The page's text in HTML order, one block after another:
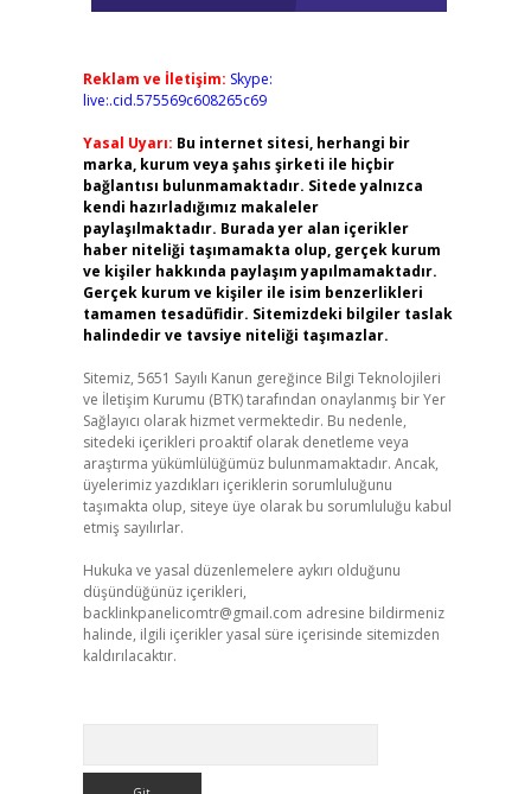
Reklam ve İletişim: Skype:
live:.cid.575569c608265c69
Yasal Uyarı: Bu internet sitesi, herhangi bir
marka, kurum veya şahıs şirketi ile hiçbir
bağlantısı bulunmamaktadır. Sitede yalnızca
kendi hazırladığımız makaleler
paylaşılmaktadır. Burada yer alan içerikler
haber niteliği taşımamakta olup, gerçek kurum
ve kişiler hakkında paylaşım yapılmamaktadır.
Gerçek kurum ve kişiler ile isim benzerlikleri
tamamen tesadüfidir. Sitemizdeki bilgiler taslak
halindedir ve tavsiye niteliği taşımazlar.
Sitemiz, 5651 Sayılı Kanun gereğince Bilgi Teknolojileri
ve İletişim Kurumu (BTK) tarafından onaylanmış bir Yer
Sağlayıcı olarak hizmet vermektedir. Bu nedenle,
sitedeki içerikleri proaktif olarak denetleme veya
araştırma yükümlülüğümüz bulunmamaktadır. Ancak,
üyelerimiz yazdıkları içeriklerin sorumluluğunu
taşımakta olup, siteye üye olarak bu sorumluluğu kabul
etmiş sayılırlar.
Hukuka ve yasal düzenlemelere aykırı olduğunu
düşündüğünüz içerikleri,
backlinkpanelicomtr@gmail.com adresine bildirmeniz
halinde, ilgili içerikler yasal süre içerisinde sitemizden
kaldırılacaktır.